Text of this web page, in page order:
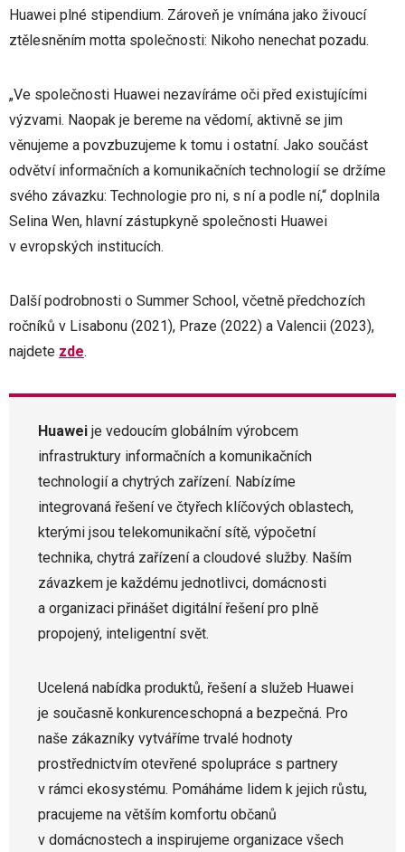
Huawei plné stipendium. Zároveň je vnímána jako živoucí
ztělesněním motta společnosti: Nikoho nenechat pozadu.
„Ve společnosti Huawei nezavíráme oči před existujícími
výzvami. Naopak je bereme na vědomí, aktivně se jim
věnujeme a povzbuzujeme k tomu i ostatní. Jako součást
odvětví informačních a komunikačních technologií se držíme
svého závazku: Technologie pro ni, s ní a podle ní,“ doplnila
Selina Wen, hlavní zástupkyně společnosti Huawei
v evropských institucích.
Další podrobnosti o Summer School, včetně předchozích
ročníků v Lisabonu (2021), Praze (2022) a Valencii (2023),
najdete zde.
Huawei je vedoucím globálním výrobcem
infrastruktury informačních a komunikačních
technologií a chytrých zařízení. Nabízíme
integrovaná řešení ve čtyřech klíčových oblastech,
kterými jsou telekomunikační sítě, výpočetní
technika, chytrá zařízení a cloudové služby. Naším
závazkem je každému jednotlivci, domácnosti
a organizaci přinášet digitální řešení pro plně
propojený, inteligentní svět.
Ucelená nabídka produktů, řešení a služeb Huawei
je současně konkurenceschopná a bezpečná. Pro
naše zákazníky vytváříme trvalé hodnoty
prostřednictvím otevřené spolupráce s partnery
v rámci ekosystému. Pomáháme lidem k jejich růstu,
pracujeme na větším komfortu občanů
v domácnostech a inspirujeme organizace všech